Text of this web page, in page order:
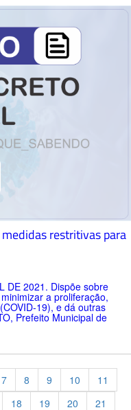
restritivas para
DE 2021. Dispõe sobre
a proliferação,
19), e dá outras
Prefeito Municipal de
7 8 9 10
11
18 19 20 21